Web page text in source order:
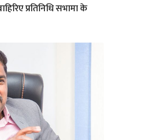
प्रतिनिधि सभामा के